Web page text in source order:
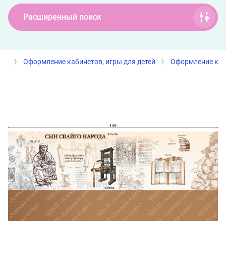
Расширенный поиск
Оформление кабинетов, игры для детей Оформление